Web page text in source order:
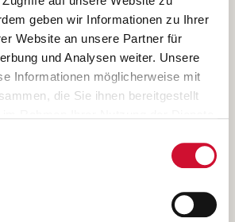
geben wir Informationen zu Ihrer
Website an unsere Partner für
und Analysen weiter. Unsere
Informationen möglicherweise mit
die Sie ihnen bereitgestellt
zulassen“ klicken, so stimmen
sämtlicher Cookies zu. Sie können
jederzeit widerrufen,
Einstellungen aufrufen und diese
Straße 2, 97688 Bad Kissingen
und an die für das Stellenangebot
Kontaktaufnahme weitergegeben
kann ich jederzeit gegenüber dem
Sie der
entnehmen.